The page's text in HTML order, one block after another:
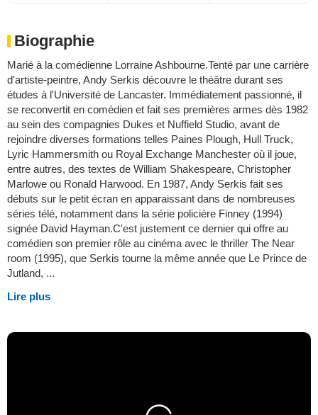
Biographie
Marié à la comédienne Lorraine Ashbourne.Tenté par une carrière
d'artiste-peintre, Andy Serkis découvre le théâtre durant ses
études à l'Université de Lancaster. Immédiatement passionné, il
se reconvertit en comédien et fait ses premières armes dès 1982
au sein des compagnies Dukes et Nuffield Studio, avant de
rejoindre diverses formations telles Paines Plough, Hull Truck,
Lyric Hammersmith ou Royal Exchange Manchester où il joue,
entre autres, des textes de William Shakespeare, Christopher
Marlowe ou Ronald Harwood. En 1987, Andy Serkis fait ses
débuts sur le petit écran en apparaissant dans de nombreuses
séries télé, notamment dans la série policière Finney (1994)
signée David Hayman.C'est justement ce dernier qui offre au
comédien son premier rôle au cinéma avec le thriller The Near
room (1995), que Serkis tourne la même année que Le Prince de
Jutland, ...
Lire plus